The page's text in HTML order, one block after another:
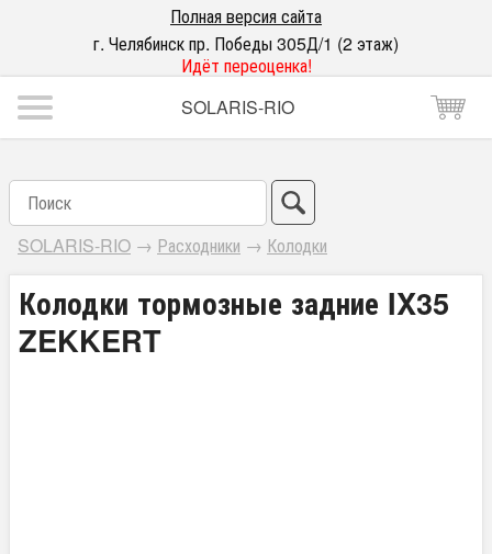
Полная версия сайта
г. Челябинск пр. Победы 305Д/1 (2 этаж)
Идёт переоценка!
SOLARIS-RIO
SOLARIS-RIO → Расходники → Колодки
Колодки тормозные задние IX35
ZEKKERT